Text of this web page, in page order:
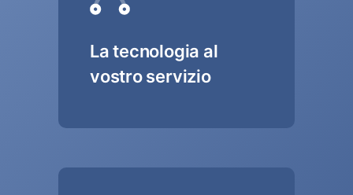
La tecnologia al
vostro servizio